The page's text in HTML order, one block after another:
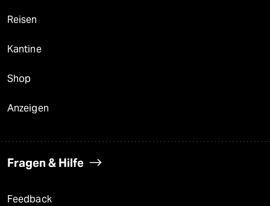
Reisen
Kantine
Shop
Anzeigen
Fragen & Hilfe
Feedback